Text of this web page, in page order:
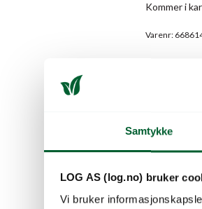
Samtykke
LOG AS (log.no) bruker
Vi bruker
Varenr:
Kommer i